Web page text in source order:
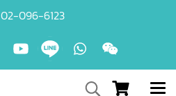
02-096-6123